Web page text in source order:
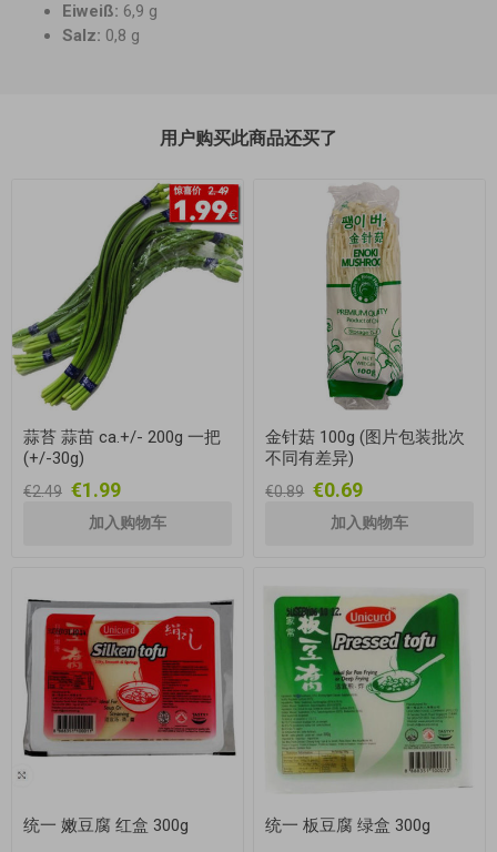
Eiweiß: 6,9 g
Salz: 0,8 g
用户购买此商品还买了
蒜苔 蒜苗 ca.+/- 200g 一把
(+/-30g)
€2.49 €1.99
金针菇 100g (图片包装批次
不同有差异)
€0.89 €0.69
统一 嫩豆腐 红盒 300g 统一 板豆腐 绿盒 300g